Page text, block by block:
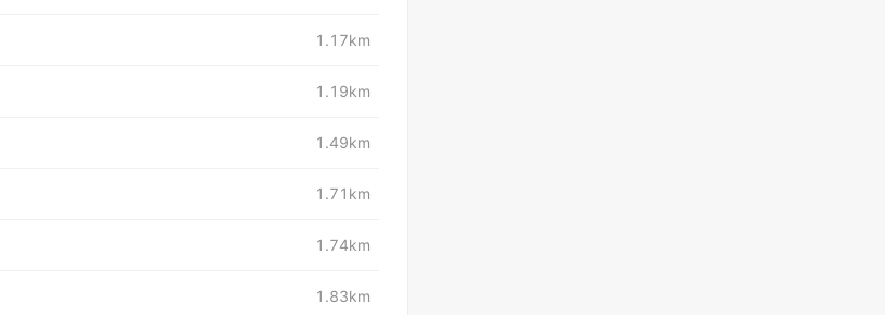
1.17km
1.19km
1.49km
1.71km
1.74km
1.83km